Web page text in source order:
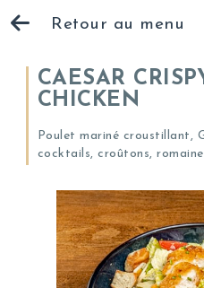
Retour au menu
CAESAR
CHICKEN
Poulet mariné croustillant,
cocktails, croûtons,